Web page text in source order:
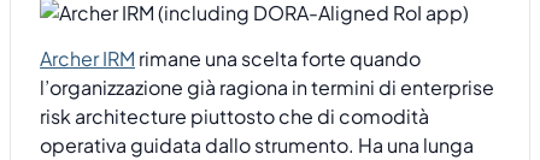
Archer IRM rimane una scelta forte quando
l’organizzazione già ragiona in termini di enterprise
risk architecture piuttosto che di comodità
operativa guidata dallo strumento. Ha una lunga